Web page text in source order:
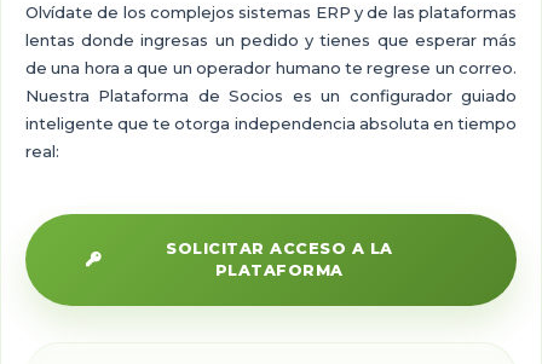
Olvídate de los complejos sistemas ERP y de las plataformas
lentas donde ingresas un pedido y tienes que esperar más
de una hora a que un operador humano te regrese un correo.
Nuestra Plataforma de Socios es un configurador guiado
inteligente que te otorga independencia absoluta en tiempo
real:
SOLICITAR ACCESO A LA
PLATAFORMA